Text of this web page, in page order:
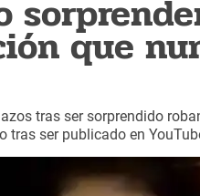
que
tras ser sorprendido
tras ser publicado en